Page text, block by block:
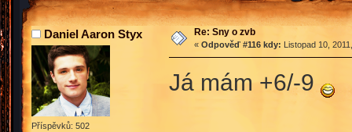
Daniel Aaron Styx
Příspěvků: 502
Re: Sny o zvb
« Odpověď #116 kdy: Listopad 10,
Já mám +6/-9